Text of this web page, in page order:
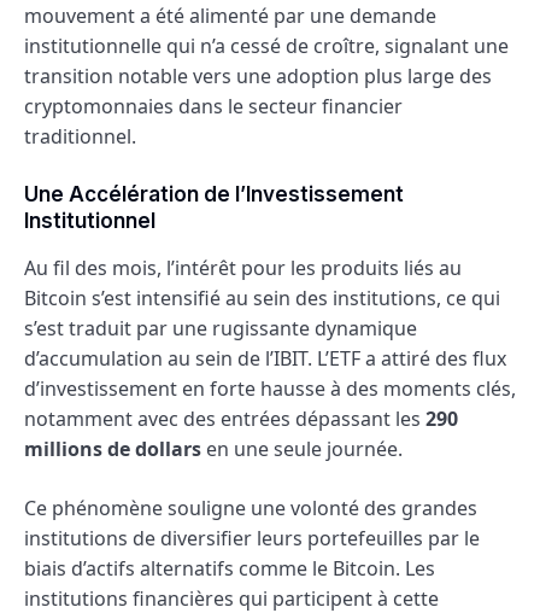
mouvement a été alimenté par une demande
institutionnelle qui n’a cessé de croître, signalant une
transition notable vers une adoption plus large des
cryptomonnaies dans le secteur financier
traditionnel.
Une Accélération de l’Investissement
Institutionnel
Au fil des mois, l’intérêt pour les produits liés au
Bitcoin s’est intensifié au sein des institutions, ce qui
s’est traduit par une rugissante dynamique
d’accumulation au sein de l’IBIT. L’ETF a attiré des flux
d’investissement en forte hausse à des moments clés,
notamment avec des entrées dépassant les 290
millions de dollars en une seule journée.
Ce phénomène souligne une volonté des grandes
institutions de diversifier leurs portefeuilles par le
biais d’actifs alternatifs comme le Bitcoin. Les
institutions financières qui participent à cette